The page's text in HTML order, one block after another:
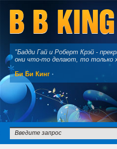
"Бадди Гай и Роберт Крэй -
они что-то делают, то только
Би Би Кинг